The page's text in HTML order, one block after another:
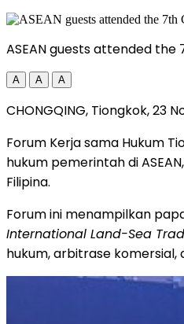
ASEAN guests attended the
A A A
CHONGQING, Tiongkok,23
Forum Kerja sama Hukum
hukum pemerintah di
Filipina.
Forum ini menampilkan
International Land-Sea
hukum, arbitrase